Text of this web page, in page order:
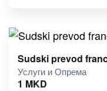
Sudski prevod
Услуги и Опрема
1 MKD